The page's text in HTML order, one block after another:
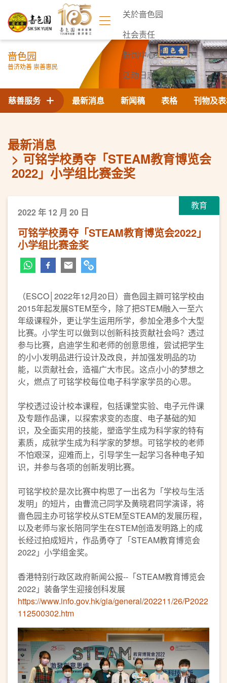
关於啬色园
社会责任
新闻中心
活动日志
联络我们
啬色园
普济劝善 崇善惠民
最新消息 新闻稿 表格 刊物及
慈善服务
最新消息
可铭学校勇夺「STEAM教育博览会
2022」小学组比赛金奖
教育
2022 年 12 月 20 日
可铭学校勇夺「STEAM教育博览会2022」
小学组比赛金奖
（ESCO│2022年12月20日） 啬色园主辧可铭学校由
2015年起发展STEM至今，除了把STEM融入一至六
年级课程外，更让学生运用所学，参加全港多个大型
比赛。小学生可以做到以创新科技贡献社会吗？透过
参与比赛，启迪学生和老师的创意思维，尝试把学生
的小小发明品进行设计及改良，并加强发明品的功
能，以贡献社会，造福广大巿民。这点小小的梦想之
火，燃点了可铭学校每位电子科学家学员的心思。
学校透过设计校本课程，包括课堂实验、电子元件课
及专题作品课，以探索求变的态度、电子基础的知
识，及全面实用的技能，塑造学生成为科学家的特有
素质，成就学生成为科学家的梦想。可铭学校的老师
不怕艰深，迎难而上，引导学生一起学习各种电子知
识，并参与各项的创新发明比赛。
可铭学校於是次比赛中构思了一出名为「学校与生活
发明」的短片，由曹流己同学及黄晓君同学演译，将
啬色园主办可铭学校从STEM至STEAM的发展历程，
以及老师与家长陪同学生在STEM创造发明路上的成
长经过拍成短片，作品勇夺了「STEAM教育博览会
2022」小学组金奖。
香港特别行政区政府新闻公报--「STEAM教育博览会
2022」装备学生迎接创科发展
https://www.info.gov.hk/gia/general/202211/26/P2022
112500302.htm